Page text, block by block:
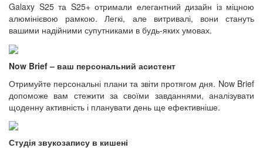
Galaxy S25 та S25+ отримали елегантний дизайн із міцною
алюмінієвою рамкою. Легкі, але витривалі, вони стануть
вашими надійними супутниками в будь-яких умовах.
Now Brief – ваш персональний асистент
Отримуйте персональні плани та звіти протягом дня. Now Brief
допоможе вам стежити за своїми завданнями, аналізувати
щоденну активність і планувати день ще ефективніше.
Студія звукозапису в кишені